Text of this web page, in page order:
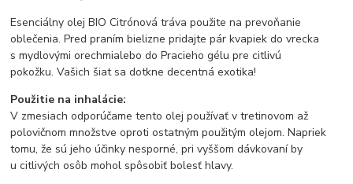
Esenciálny olej BIO Citrónová tráva použite na prevoňanie
oblečenia. Pred praním bielizne pridajte pár kvapiek do vrecka
smydlovými orechmialebo doPracieho gélu pre citlivú
pokožku. Vašich šiat sa dotkne decentná exotika!
Použitie na inhalácie:
V zmesiach odporúčame tento olej používať v tretinovom až
polovičnom množstve oproti ostatným použitým olejom. Napriek
tomu, že sú jeho účinky nesporné, pri vyššom dávkovaní by
u citlivých osôb mohol spôsobiť bolesť hlavy.